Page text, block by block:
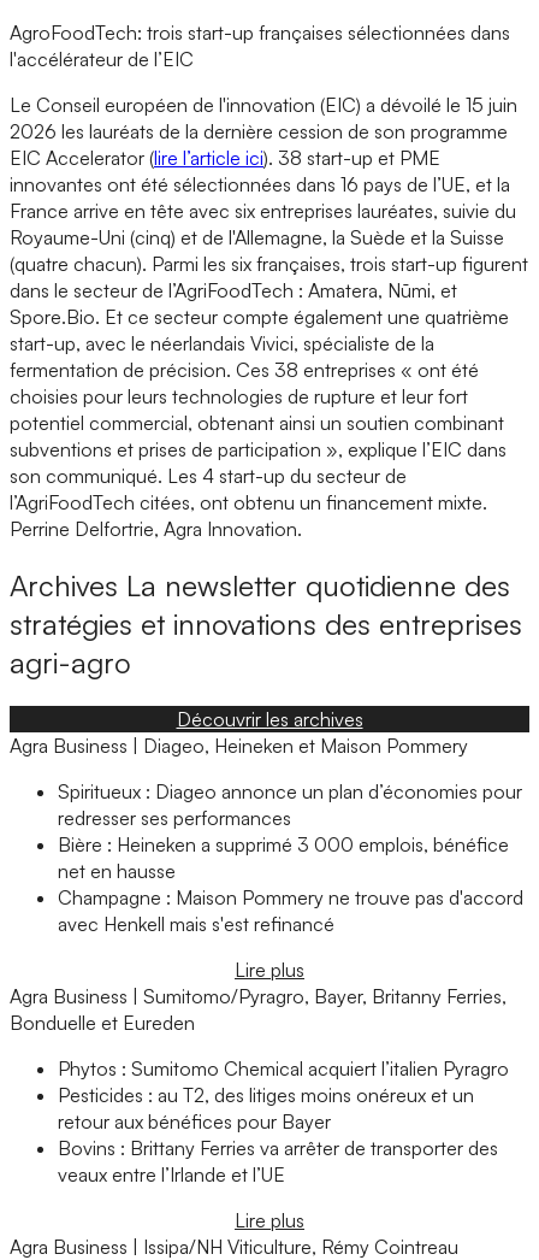
AgroFoodTech: trois start-up françaises sélectionnées dans
l'accélérateur de l’EIC
Le Conseil européen de l'innovation (EIC) a dévoilé le 15 juin
2026 les lauréats de la dernière cession de son programme
EIC Accelerator (lire l’article ici). 38 start-up et PME
innovantes ont été sélectionnées dans 16 pays de l’UE, et la
France arrive en tête avec six entreprises lauréates, suivie du
Royaume-Uni (cinq) et de l'Allemagne, la Suède et la Suisse
(quatre chacun). Parmi les six françaises, trois start-up figurent
dans le secteur de l’AgriFoodTech : Amatera, Nūmi, et
Spore.Bio. Et ce secteur compte également une quatrième
start-up, avec le néerlandais Vivici, spécialiste de la
fermentation de précision. Ces 38 entreprises « ont été
choisies pour leurs technologies de rupture et leur fort
potentiel commercial, obtenant ainsi un soutien combinant
subventions et prises de participation », explique l’EIC dans
son communiqué. Les 4 start-up du secteur de
l’AgriFoodTech citées, ont obtenu un financement mixte.
Perrine Delfortrie, Agra Innovation.
Archives La newsletter quotidienne des
stratégies et innovations des entreprises
agri-agro
Découvrir les archives
Agra Business | Diageo, Heineken et Maison Pommery
Spiritueux : Diageo annonce un plan d’économies pour
redresser ses performances
Bière : Heineken a supprimé 3 000 emplois, bénéfice
net en hausse
Champagne : Maison Pommery ne trouve pas d'accord
avec Henkell mais s'est refinancé
Lire plus
Agra Business | Sumitomo/Pyragro, Bayer, Britanny Ferries,
Bonduelle et Eureden
Phytos : Sumitomo Chemical acquiert l’italien Pyragro
Pesticides : au T2, des litiges moins onéreux et un
retour aux bénéfices pour Bayer
Bovins : Brittany Ferries va arrêter de transporter des
veaux entre l’Irlande et l’UE
Lire plus
Agra Business | Issipa/NH Viticulture, Rémy Cointreau